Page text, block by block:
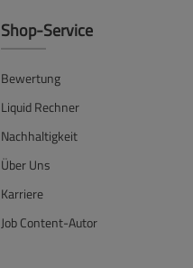
Shop-Service
Bewertung
Liquid Rechner
Nachhaltigkeit
Über Uns
Karriere
Job Content-Autor